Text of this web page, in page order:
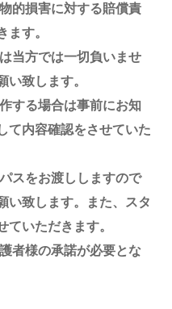
的損害に対する賠償責
ます。
当方では一切負いませ
い致します。
する場合は事前にお知
て内容確認をさせていた
スをお渡ししますので
い致します。また、スタ
ていただきます。
者様の承諾が必要とな